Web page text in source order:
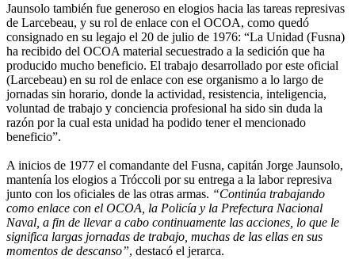
Jaunsolo también fue generoso en elogios hacia las tareas represivas
de Larcebeau, y su rol de enlace con el OCOA, como quedó
consignado en su legajo el 20 de julio de 1976: “La Unidad (Fusna)
ha recibido del OCOA material secuestrado a la sedición que ha
producido mucho beneficio. El trabajo desarrollado por este oficial
(Larcebeau) en su rol de enlace con ese organismo a lo largo de
jornadas sin horario, donde la actividad, resistencia, inteligencia,
voluntad de trabajo y conciencia profesional ha sido sin duda la
razón por la cual esta unidad ha podido tener el mencionado
beneficio”.
A inicios de 1977 el comandante del Fusna, capitán Jorge Jaunsolo,
mantenía los elogios a Tróccoli por su entrega a la labor represiva
junto con los oficiales de las otras armas. “Continúa trabajando
como enlace con el OCOA, la Policía y la Prefectura Nacional
Naval, a fin de llevar a cabo continuamente las acciones, lo que le
significa largas jornadas de trabajo, muchas de las ellas en sus
momentos de descanso”, destacó el jerarca.